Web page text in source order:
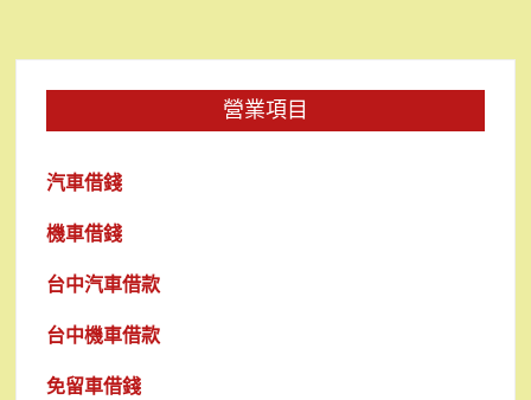
營業項目
汽車借錢
機車借錢
台中汽車借款
台中機車借款
免留車借錢